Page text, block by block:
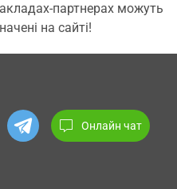
партнерах можуть
на сайті!
Онлайн чат